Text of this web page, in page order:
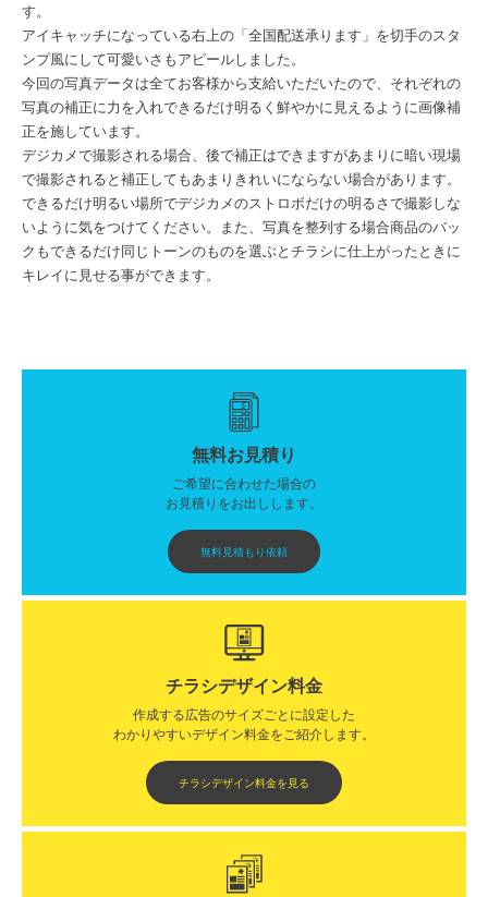
す。
アイキャッチになっている右上の「全国配送承ります」を切手のスタ
ンプ風にして可愛いさもアピールしました。
今回の写真データは全てお客様から支給いただいたので、それぞれの
写真の補正に力を入れできるだけ明るく鮮やかに見えるように画像補
正を施しています。
デジカメで撮影される場合、後で補正はできますがあまりに暗い現場
で撮影されると補正してもあまりきれいにならない場合があります。
できるだけ明るい場所でデジカメのストロボだけの明るさで撮影しな
いように気をつけてください。また、写真を整列する場合商品のバッ
クもできるだけ同じトーンのものを選ぶとチラシに仕上がったときに
キレイに見せる事ができます。
無料お見積り
ご希望に合わせた場合の
お見積りをお出しします。
無料見積もり依頼
チラシデザイン料金
作成する広告のサイズごとに設定した
わかりやすいデザイン料金をご紹介します。​​
チラシデザイン料金を見る